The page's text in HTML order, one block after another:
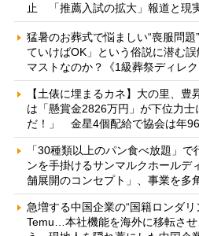
止 「推薦入試の拡大」報道と現
猛暑のお葬式で悩ましい“喪服問
ていけばOK」という俗説に潜む
マストなのか？《1級葬祭ディレク
【土俵に埋まるカネ】大の里、
は「懸賞金2826万円」が下位力
だ！」 金星4個配給で協会は年
「30種類以上のパン食べ放題」
ンを手掛けるサンマルクホール
舗展開のコンセプト」、事業を多
急増する中国企業の“国籍ロンダ
Temu…本社機能を海外に移転さ